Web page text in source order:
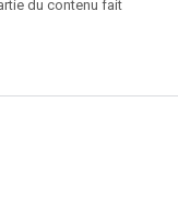
du contenu fait